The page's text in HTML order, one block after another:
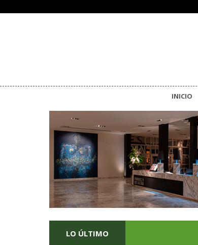
INICIO
LO ÚLTIMO